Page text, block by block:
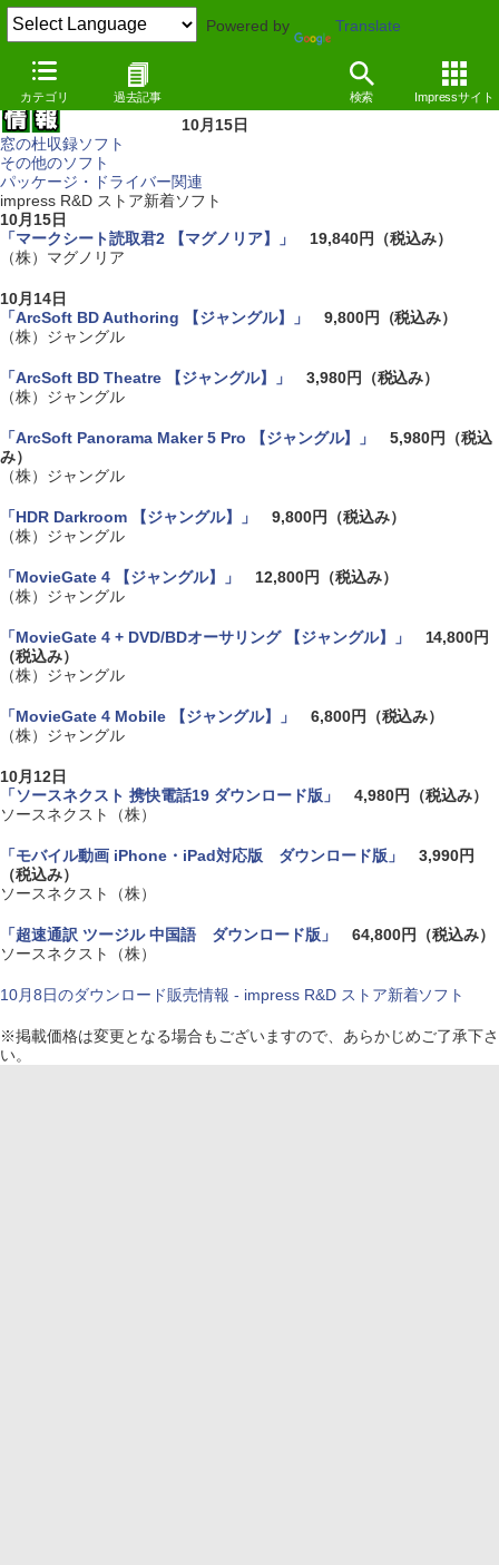
Powered by Translate
カテゴリ 過去記事 検索 Impressサイト
10月15日
窓の杜収録ソフト
その他のソフト
パッケージ・ドライバー関連
impress R&D ストア新着ソフト
10月15日
「マークシート読取君2 【マグノリア】」
19,840円（税込み）
（株）マグノリア
10月14日
「ArcSoft BD Authoring 【ジャングル】」
9,800円（税込み）
（株）ジャングル
「ArcSoft BD Theatre 【ジャングル】」
3,980円（税込み）
（株）ジャングル
「ArcSoft Panorama Maker 5 Pro 【ジャングル】」
5,980円（税込
み）
（株）ジャングル
「HDR Darkroom 【ジャングル】」
9,800円（税込み）
（株）ジャングル
「MovieGate 4 【ジャングル】」
12,800円（税込み）
（株）ジャングル
「MovieGate 4 + DVD/BDオーサリング 【ジャングル】」
14,800円
（税込み）
（株）ジャングル
「MovieGate 4 Mobile 【ジャングル】」
6,800円（税込み）
（株）ジャングル
10月12日
「ソースネクスト 携快電話19 ダウンロード版」
4,980円（税込み）
ソースネクスト（株）
「モバイル動画 iPhone・iPad対応版 ダウンロード版」
3,990円
（税込み）
ソースネクスト（株）
「超速通訳 ツージル 中国語 ダウンロード版」
64,800円（税込み）
ソースネクスト（株）
10月8日のダウンロード販売情報 - impress R&D ストア新着ソフト
※掲載価格は変更となる場合もございますので、あらかじめご了承下さ
い。